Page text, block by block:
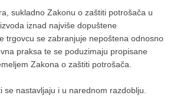
sukladno Zakonu o zaštiti potrošača u
iznad najviše dopuštene
trgovcu se zabranjuje nepoštena odnosno
praksa te se poduzimaju propisane
Zakona o zaštiti potrošača.
se nastavljaju i u narednom razdoblju.